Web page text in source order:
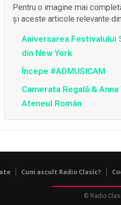
Pentru o imagine mai
și aceste articole relevante
Aniversarea Festivalului
din New York
Începe #ADMUSICAM
Camerata Regală &
Ateneul Român
Cum ascult Radio Clasic?
© Radio